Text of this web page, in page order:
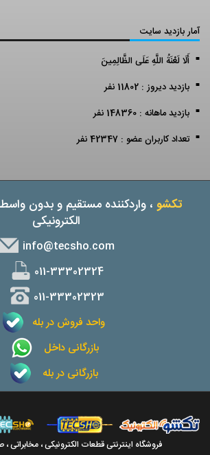
آمار بازدید سایت
أَلَا لَعْنَةُ اللَّهِ عَلَى الظَّالِمِينَ
بازدید دیروز : 11802 نفر
بازدید ماهانه : 148360 نفر
تعداد کاربران عضو : 42347 نفر
تکشو ، واردکننده مستقیم و بدون
الکترونیکی
info@tecsho.com
011-33302324
011-33302323
واحد فروش در بله
بازرگانی داخل
بازرگانی در بله
فروشگاه اینترنتی قطعات الکترونیکی ، مخابراتی